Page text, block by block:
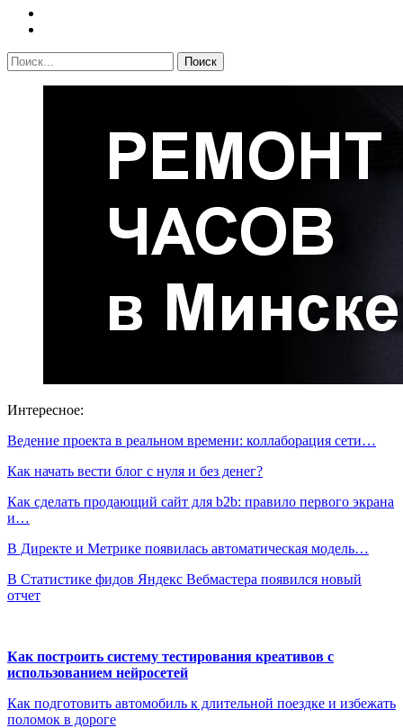
Интересное:
Ведение проекта в реальном времени: коллаборация сети…
Как начать вести блог с нуля и без денег?
Как сделать продающий сайт для b2b: правило первого экрана
и…
В Директе и Метрике появилась автоматическая модель…
В Статистике фидов Яндекс Вебмастера появился новый
отчет
Как построить систему тестирования креативов с
использованием нейросетей
Как подготовить автомобиль к длительной поездке и избежать
поломок в дороге